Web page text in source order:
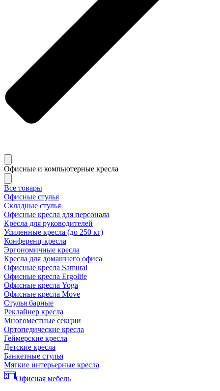
Офисные и компьютерные кресла
Все товары
Офисные стулья
Складные стулья
Офисные кресла для персонала
Кресла для руководителей
Усиленные кресла (до 250 кг)
Конференц-кресла
Эргономичные кресла
Кресла для домашнего офиса
Офисные кресла Samurai
Офисные кресла Ergolife
Офисные кресла Yoga
Офисные кресла Move
Стулья барные
Реклайнер кресла
Многоместные секции
Ортопедические кресла
Геймерские кресла
Детские кресла
Банкетные стулья
Мягкие интерьерные кресла
Офисная мебель